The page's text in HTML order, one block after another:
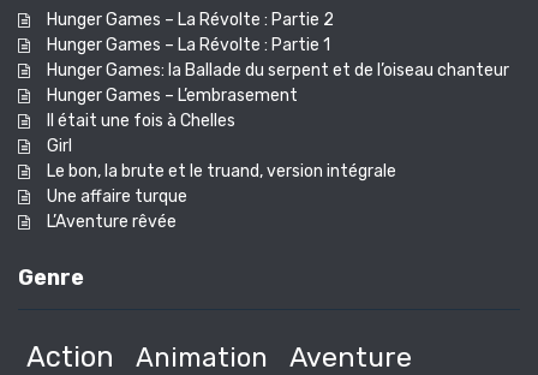
Hunger Games – La Révolte : Partie 2
Hunger Games – La Révolte : Partie 1
Hunger Games: la Ballade du serpent et de l’oiseau chanteur
Hunger Games – L’embrasement
Il était une fois à Chelles
Girl
Le bon, la brute et le truand, version intégrale
Une affaire turque
L’Aventure rêvée
Genre
Action Animation Aventure